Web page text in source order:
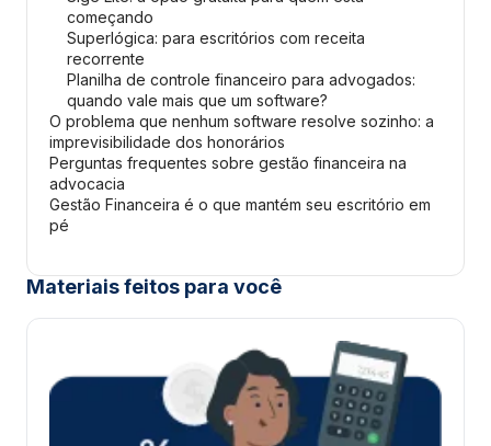
começando
Superlógica: para escritórios com receita
recorrente
Planilha de controle financeiro para advogados:
quando vale mais que um software?
O problema que nenhum software resolve sozinho: a
imprevisibilidade dos honorários
Perguntas frequentes sobre gestão financeira na
advocacia
Gestão Financeira é o que mantém seu escritório em
pé
Materiais feitos para você